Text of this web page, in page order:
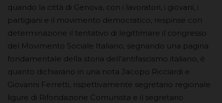
quando la città di Genova, con i lavoratori, i giovani, i
partigiani e il movimento democratico, respinse con
determinazione il tentativo di legittimare il congresso
del Movimento Sociale Italiano, segnando una pagina
fondamentale della storia dell’antifascismo italiano, è
quanto dichiarano in una nota Jacopo Ricciardi e
Giovanni Ferretti, rispettivamente segretario regionale
ligure di Rifondazione Comunista e il segretario